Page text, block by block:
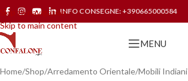
Skip to navigation
Skip to main content
INFO CONSEGNE: +390665000584
MENU
Home/Shop/Arredamento Orientale/Mobili Indiani